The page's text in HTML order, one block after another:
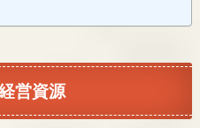
営資源